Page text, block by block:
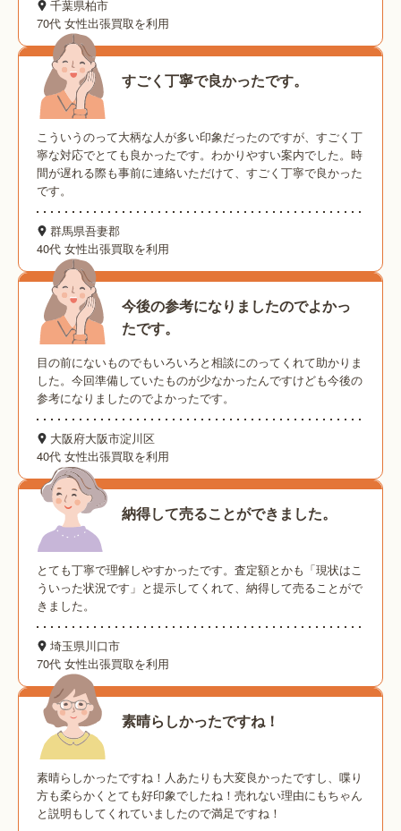
千葉県柏市
70代 女性出張買取を利用
すごく丁寧で良かったです。
こういうのって大柄な人が多い印象だったのですが、すごく丁
寧な対応でとても良かったです。わかりやすい案内でした。時
間が遅れる際も事前に連絡いただけて、すごく丁寧で良かった
です。
群馬県吾妻郡
40代 女性出張買取を利用
今後の参考になりましたのでよかっ
たです。
目の前にないものでもいろいろと相談にのってくれて助かりま
した。今回準備していたものが少なかったんですけども今後の
参考になりましたのでよかったです。
大阪府大阪市淀川区
40代 女性出張買取を利用
納得して売ることができました。
とても丁寧で理解しやすかったです。査定額とかも「現状はこ
ういった状況です」と提示してくれて、納得して売ることがで
きました。
埼玉県川口市
70代 女性出張買取を利用
素晴らしかったですね！
素晴らしかったですね！人あたりも大変良かったですし、喋り
方も柔らかくとても好印象でしたね！売れない理由にもちゃん
と説明もしてくれていましたので満足ですね！